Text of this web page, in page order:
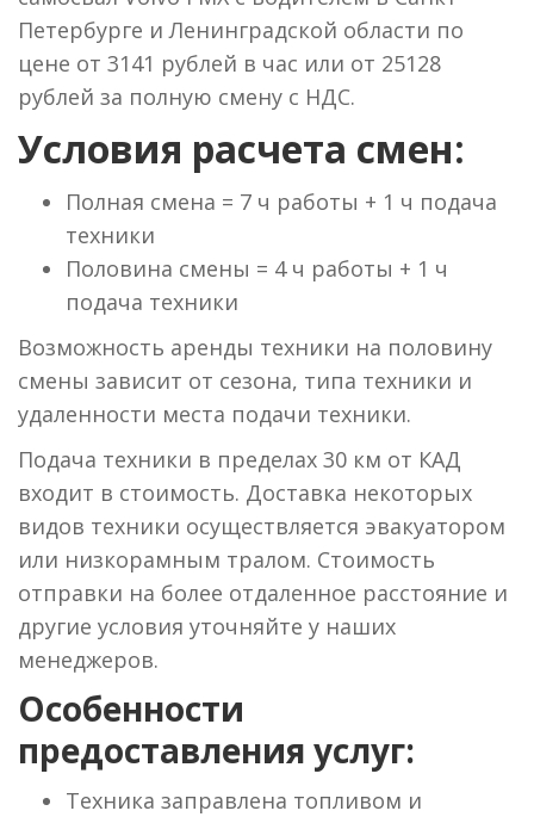
Петербурге и Ленинградской области по
цене от 3141 рублей в час или от 25128
рублей за полную смену с НДС.
Условия расчета смен:
Полная смена = 7 ч работы + 1 ч подача
техники
Половина смены = 4 ч работы + 1 ч
подача техники
Возможность аренды техники на половину
смены зависит от сезона, типа техники и
удаленности места подачи техники.
Подача техники в пределах 30 км от КАД
входит в стоимость. Доставка некоторых
видов техники осуществляется эвакуатором
или низкорамным тралом. Стоимость
отправки на более отдаленное расстояние и
другие условия уточняйте у наших
менеджеров.
Особенности
предоставления услуг:
Техника заправлена топливом и